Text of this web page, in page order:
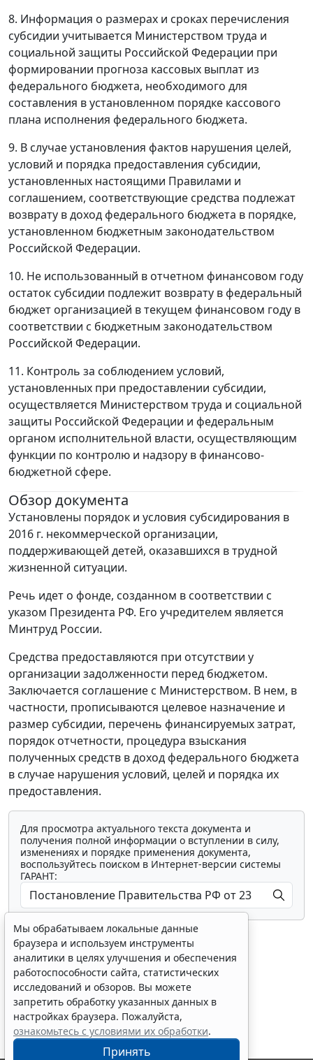
8. Информация о размерах и сроках перечисления
субсидии учитывается Министерством труда и
социальной защиты Российской Федерации при
формировании прогноза кассовых выплат из
федерального бюджета, необходимого для
составления в установленном порядке кассового
плана исполнения федерального бюджета.
9. В случае установления фактов нарушения целей,
условий и порядка предоставления субсидии,
установленных настоящими Правилами и
соглашением, соответствующие средства подлежат
возврату в доход федерального бюджета в порядке,
установленном бюджетным законодательством
Российской Федерации.
10. Не использованный в отчетном финансовом году
остаток субсидии подлежит возврату в федеральный
бюджет организацией в текущем финансовом году в
соответствии с бюджетным законодательством
Российской Федерации.
11. Контроль за соблюдением условий,
установленных при предоставлении субсидии,
осуществляется Министерством труда и социальной
защиты Российской Федерации и федеральным
органом исполнительной власти, осуществляющим
функции по контролю и надзору в финансово-
бюджетной сфере.
Обзор документа
Установлены порядок и условия субсидирования в
2016 г. некоммерческой организации,
поддерживающей детей, оказавшихся в трудной
жизненной ситуации.
Речь идет о фонде, созданном в соответствии с
указом Президента РФ. Его учредителем является
Минтруд России.
Средства предоставляются при отсутствии у
организации задолженности перед бюджетом.
Заключается соглашение с Министерством. В нем, в
частности, прописываются целевое назначение и
размер субсидии, перечень финансируемых затрат,
порядок отчетности, процедура взыскания
полученных средств в доход федерального бюджета
в случае нарушения условий, целей и порядка их
предоставления.
Для просмотра актуального текста документа и
получения полной информации о вступлении в силу,
изменениях и порядке применения документа,
воспользуйтесь поиском в Интернет-версии системы
ГАРАНТ:
Показать все материалы
Мы обрабатываем локальные данные
браузера и используем инструменты
аналитики в целях улучшения и обеспечения
работоспособности сайта, статистических
исследований и обзоров. Вы можете
запретить обработку указанных данных в
настройках браузера. Пожалуйста,
ознакомьтесь с условиями их обработки.
Принять